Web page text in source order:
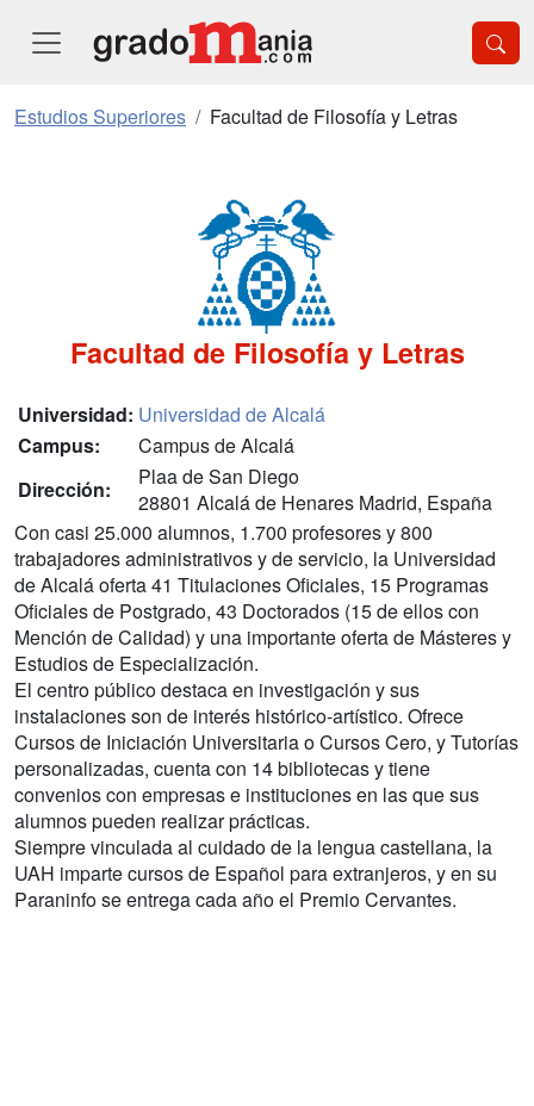
Estudios Superiores Facultad de Filosofía y Letras
Facultad de Filosofía y Letras
Universidad: Universidad de Alcalá
Campus:
Campus de Alcalá
Dirección:
Plaa de San Diego
28801 Alcalá de Henares Madrid, España
Con casi 25.000 alumnos, 1.700 profesores y 800
trabajadores administrativos y de servicio, la Universidad
de Alcalá oferta 41 Titulaciones Oficiales, 15 Programas
Oficiales de Postgrado, 43 Doctorados (15 de ellos con
Mención de Calidad) y una importante oferta de Másteres y
Estudios de Especialización.
El centro público destaca en investigación y sus
instalaciones son de interés histórico-artístico. Ofrece
Cursos de Iniciación Universitaria o Cursos Cero, y Tutorías
personalizadas, cuenta con 14 bibliotecas y tiene
convenios con empresas e instituciones en las que sus
alumnos pueden realizar prácticas.
Siempre vinculada al cuidado de la lengua castellana, la
UAH imparte cursos de Español para extranjeros, y en su
Paraninfo se entrega cada año el Premio Cervantes.